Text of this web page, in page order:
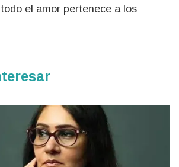
el amor pertenece a los